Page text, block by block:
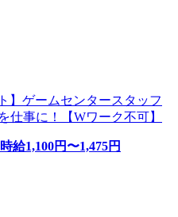
】ゲームセンタースタッフ
仕事に！【Wワーク不可】
時給1,100円〜1,475円